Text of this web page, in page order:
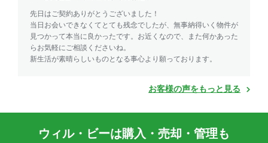
先日はご契約ありがとうございました！
当日お会いできなくてとても残念でしたが、無事納得いく物件が
見つかって本当に良かったです。お近くなので、また何かあった
らお気軽にご相談くださいね。
新生活が素晴らしいものとなる事心より願っております。
お客様の声をもっと見る
ウィル・ビーは購入・売却・管理も